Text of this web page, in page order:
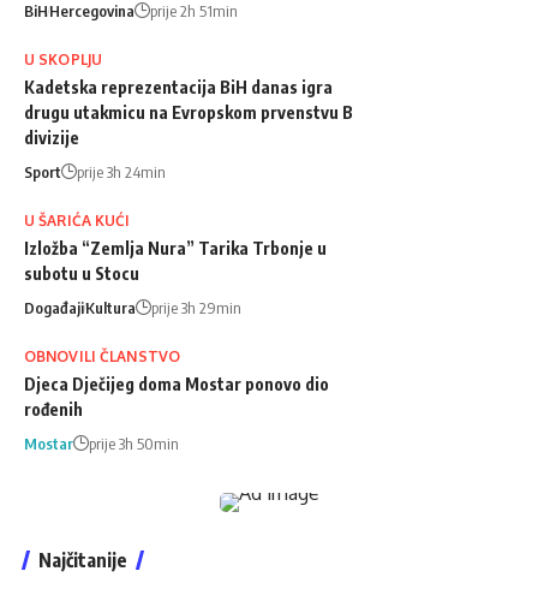
BiHHercegovina prije 2h 51min
U SKOPLJU
Kadetska reprezentacija BiH danas igra
drugu utakmicu na Evropskom prvenstvu B
divizije
Sport prije 3h 24min
U ŠARIĆA KUĆI
Izložba “Zemlja Nura” Tarika Trbonje u
subotu u Stocu
DogađajiKultura prije 3h 29min
OBNOVILI ČLANSTVO
Djeca Dječijeg doma Mostar ponovo dio
rođenih
Mostar prije 3h 50min
Najčitanije